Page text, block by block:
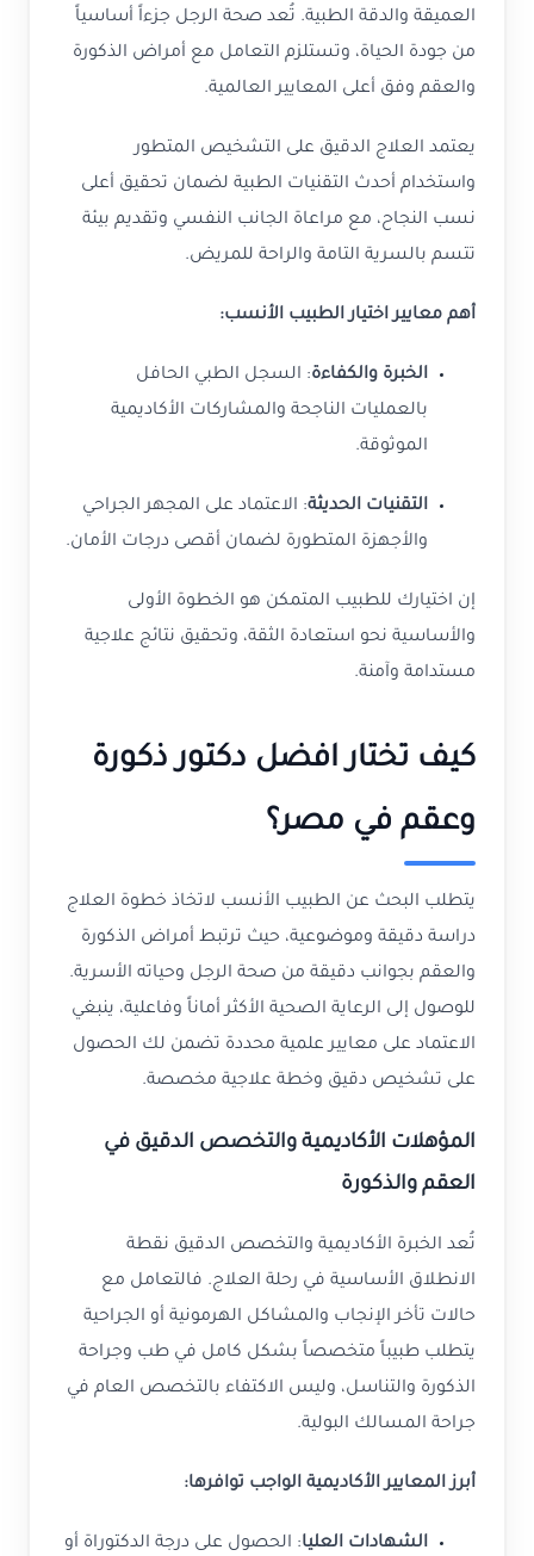
العميقة والدقة الطبية. تُعد صحة الرجل جزءاً أساسياً
من جودة الحياة، وتستلزم التعامل مع أمراض الذكورة
والعقم وفق أعلى المعايير العالمية.
يعتمد العلاج الدقيق على التشخيص المتطور
واستخدام أحدث التقنيات الطبية لضمان تحقيق أعلى
نسب النجاح، مع مراعاة الجانب النفسي وتقديم بيئة
تتسم بالسرية التامة والراحة للمريض.
أهم معايير اختيار الطبيب الأنسب:
الخبرة والكفاءة: السجل الطبي الحافل
بالعمليات الناجحة والمشاركات الأكاديمية
الموثوقة.
التقنيات الحديثة: الاعتماد على المجهر الجراحي
والأجهزة المتطورة لضمان أقصى درجات الأمان.
إن اختيارك للطبيب المتمكن هو الخطوة الأولى
والأساسية نحو استعادة الثقة، وتحقيق نتائج علاجية
مستدامة وآمنة.
كيف تختار افضل دكتور ذكورة
وعقم في مصر؟
يتطلب البحث عن الطبيب الأنسب لاتخاذ خطوة العلاج
دراسة دقيقة وموضوعية، حيث ترتبط أمراض الذكورة
والعقم بجوانب دقيقة من صحة الرجل وحياته الأسرية.
للوصول إلى الرعاية الصحية الأكثر أماناً وفاعلية، ينبغي
الاعتماد على معايير علمية محددة تضمن لك الحصول
على تشخيص دقيق وخطة علاجية مخصصة.
المؤهلات الأكاديمية والتخصص الدقيق في
العقم والذكورة
تُعد الخبرة الأكاديمية والتخصص الدقيق نقطة
الانطلاق الأساسية في رحلة العلاج. فالتعامل مع
حالات تأخر الإنجاب والمشاكل الهرمونية أو الجراحية
يتطلب طبيباً متخصصاً بشكل كامل في طب وجراحة
الذكورة والتناسل، وليس الاكتفاء بالتخصص العام في
جراحة المسالك البولية.
أبرز المعايير الأكاديمية الواجب توافرها:
الشهادات العليا: الحصول على درجة الدكتوراة أو